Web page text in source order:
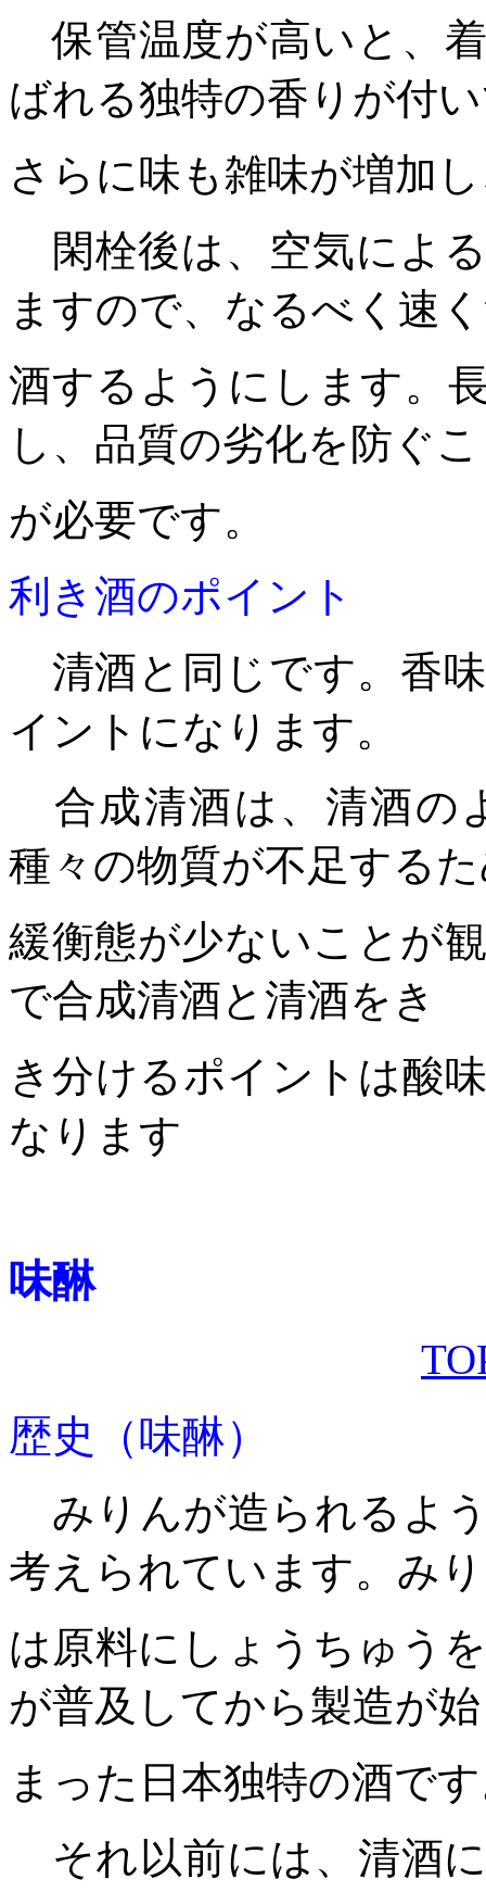
保管温度が高いと、
ばれる独特の香りが付
さらに味も雑味が増加
閑栓後は、空気によ
ますので、なるべく速
酒するようにします。
し、品質の劣化を防ぐ
が必要です。
利き酒のポイント
清酒と同じです。香
イントになりま
合成清酒は、清酒の
種々の物質が不足する
緩衡態が少ないことが
で合成清酒と清酒をき
き分けるポイントは酸
なります
味醂
歴史（味醂）
みりんが造られるよ
考えられています。み
は原料にしょうちゅう
が普及してから製造が始
まった日本独特の酒で
それ以前には、清酒